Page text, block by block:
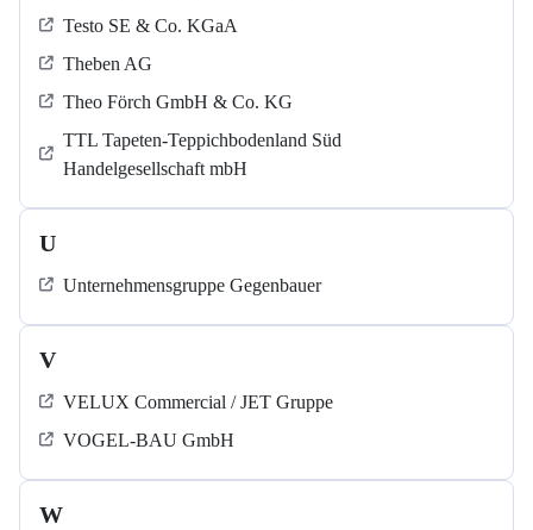
Testo SE & Co. KGaA
Theben AG
Theo Förch GmbH & Co. KG
TTL Tapeten-Teppichbodenland Süd
Handelgesellschaft mbH
U
Unternehmensgruppe Gegenbauer
V
VELUX Commercial / JET Gruppe
VOGEL-BAU GmbH
W